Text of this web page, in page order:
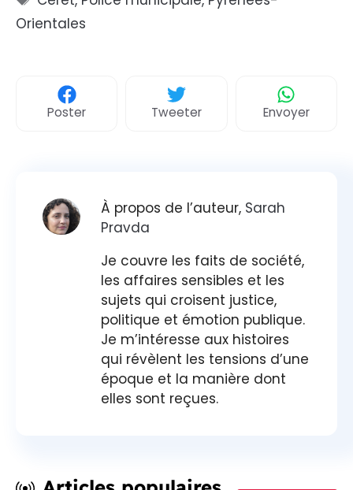
Orientales
Poster Tweeter Envoyer
À propos de l’auteur, Sarah
Pravda
Je couvre les faits de société,
les affaires sensibles et les
sujets qui croisent justice,
politique et émotion publique.
Je m’intéresse aux histoires
qui révèlent les tensions d’une
époque et la manière dont
elles sont reçues.